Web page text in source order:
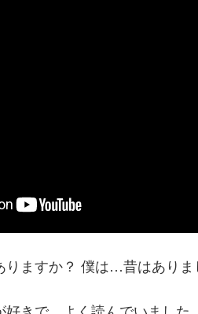
ますか？ 僕は…昔はありま